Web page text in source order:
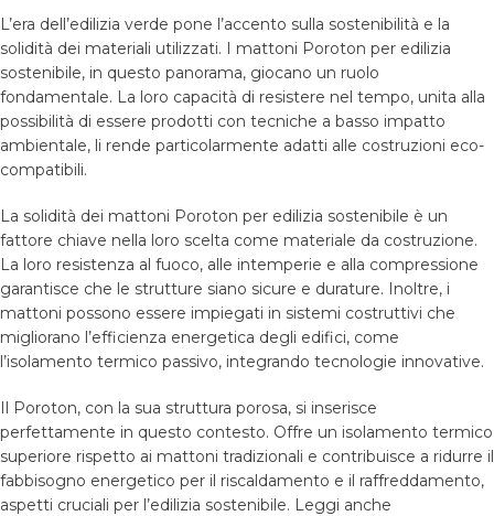
L’era dell’edilizia verde pone l’accento sulla sostenibilità e la
solidità dei materiali utilizzati. I mattoni Poroton per edilizia
sostenibile, in questo panorama, giocano un ruolo
fondamentale. La loro capacità di resistere nel tempo, unita alla
possibilità di essere prodotti con tecniche a basso impatto
ambientale, li rende particolarmente adatti alle costruzioni eco-
compatibili.
La solidità dei mattoni Poroton per edilizia sostenibile è un
fattore chiave nella loro scelta come materiale da costruzione.
La loro resistenza al fuoco, alle intemperie e alla compressione
garantisce che le strutture siano sicure e durature. Inoltre, i
mattoni possono essere impiegati in sistemi costruttivi che
migliorano l’efficienza energetica degli edifici, come
l’isolamento termico passivo, integrando tecnologie innovative.
Il Poroton, con la sua struttura porosa, si inserisce
perfettamente in questo contesto. Offre un isolamento termico
superiore rispetto ai mattoni tradizionali e contribuisce a ridurre il
fabbisogno energetico per il riscaldamento e il raffreddamento,
aspetti cruciali per l’edilizia sostenibile. Leggi anche